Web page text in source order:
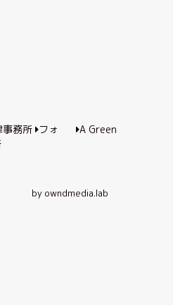
フォ
A Green
by owndmedia.lab